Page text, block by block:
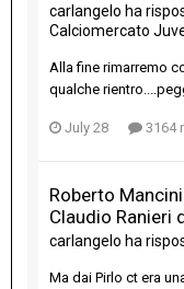
carlangelo ha
Calciomercato
Alla fine rimarremo
qualche
July 28 3164
Roberto
Claudio Ranieri
carlangelo ha
Ma dai Pirlo ct era